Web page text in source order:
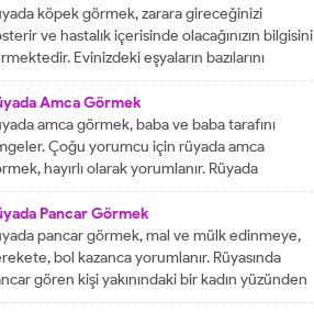
olmasına işaret etmektedir. İşlerinizin
gideceğini gösterirken, ömür boyu
olan konforlu bir hayatın varlığına delalet
Ağız tadınızı bozan faktörleri...
köpek görmek, zarara gireceğinizi
ve hastalık içerisinde olacağınızın bilgisini
Evinizdeki eşyaların bazılarını
delalet etmektedir. Kuvvetsiz
durumun içerisinde kalacağınızın ve rahatsızlık
olacağınızın haberini vermektedir.
dönemlerin içerisinde olacağınızın
verir ve kendinizi başarısız
işaret olacaktır. Diğer yandan ise
yapacak olan kişilerden dolayı başınızın...
Amca Görmek
amca görmek, baba ve baba tarafını
Çoğu yorumcu için rüyada amca
hayırlı olarak yorumlanır. Rüyada
gören kişi, kısa süre içerisinde
çözüp, huzura kavuşacak demektir.
bu rüyayı gören kişinin sağlık sıkıntıları varsa,
çözüme ulaşacak olarak yorumlanır. İşsiz
kişinin bu rüyayı görmesi hayırlı iş
Pancar Görmek
pancar görmek, mal ve mülk edinmeye,
bol kazanca yorumlanır. Rüyasında
gören kişi yakınındaki bir kadın yüzünden
düşebilir, acı haber alabilir, başına gelecek